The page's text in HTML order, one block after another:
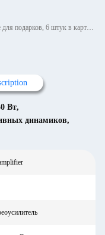
Упаковывая детали: Усилитель Bluetooth в коробке для подарков, 6 штук в картонной коробке
Вт,
динамиков,